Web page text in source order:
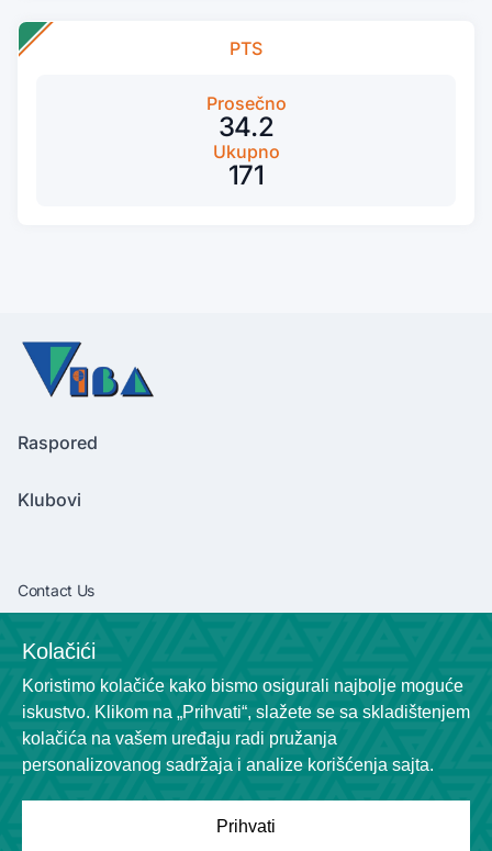
PTS
Prosečno
34.2
Ukupno
171
Raspored
Klubovi
Contact Us
+381638292540
Socials
Kolačići
Koristimo kolačiće kako bismo osigurali najbolje moguće
iskustvo. Klikom na „Prihvati“, slažete se sa skladištenjem
kolačića na vašem uređaju radi pružanja
personalizovanog sadržaja i analize korišćenja sajta.
Prihvati